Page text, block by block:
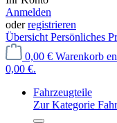
Anmelden
oderregistrieren
Übersicht Persönliches
0,00 € Warenkorb
0,00 €.
Fahrzeugteile
Zur Kategorie